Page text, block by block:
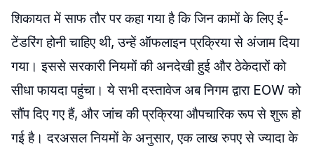
शिकायत में साफ तौर पर कहा गया है कि जिन कामों के लिए ई-
टेंडरिंग होनी चाहिए थी, उन्हें ऑफलाइन प्रक्रिया से अंजाम दिया
गया। इससे सरकारी नियमों की अनदेखी हुई और ठेकेदारों को
सीधा फायदा पहुंचा। ये सभी दस्तावेज अब निगम द्वारा EOW को
सौंप दिए गए हैं, और जांच की प्रक्रिया औपचारिक रूप से शुरू हो
गई है। दरअसल नियमों के अनुसार, एक लाख रुपए से ज्यादा के